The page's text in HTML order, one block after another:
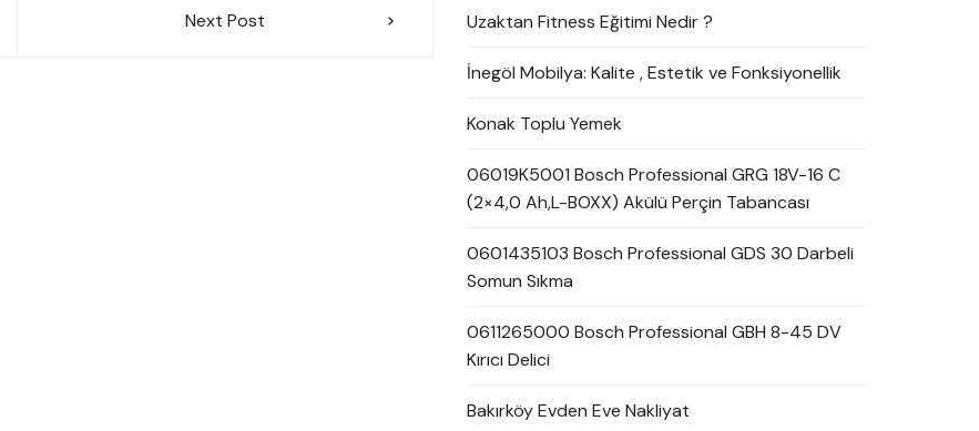
Next Post Uzaktan Fitness Eğitimi Nedir ?
İnegöl Mobilya: Kalite , Estetik ve Fonksiyonellik
Konak Toplu Yemek
06019K5001 Bosch Professional GRG 18V-16 C
(2×4,0 Ah,L-BOXX) Akülü Perçin Tabancası
0601435103 Bosch Professional GDS 30 Darbeli
Somun Sıkma
0611265000 Bosch Professional GBH 8-45 DV
Kırıcı Delici
Bakırköy Evden Eve Nakliyat